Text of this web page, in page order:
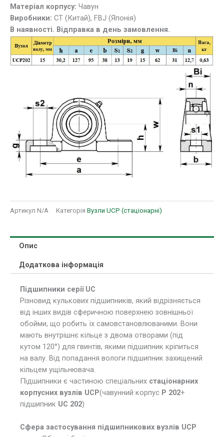
Матеріал корпусу: Чавун
Виробники: СТ (Китай), FBJ (Японія)
В наявності. Відправка в день замовлення.
Артикул N/A Категорія Вузли UCP (стаціонарні)
Опис
Додаткова інформація
Підшипники серії UC
Різновид кулькових підшипників, який відрізняється
від інших видів сферичною поверхнею зовнішньої
обойми, що робить їх самовстановлюваними. Вони
мають внутрішнє кільце з двома отворами (під
кутом 120°) для гвинтів, якими підшипник кріпиться
на валу. Від попадання вологи підшипник захищений
кільцем ущільнювача.
Підшипники є частиною спеціальних стаціонарних
корпусних вузлів UCP(чавунний корпус P 202+
підшипник UC 202)
Сфера застосування підшипникових вузлів UCP